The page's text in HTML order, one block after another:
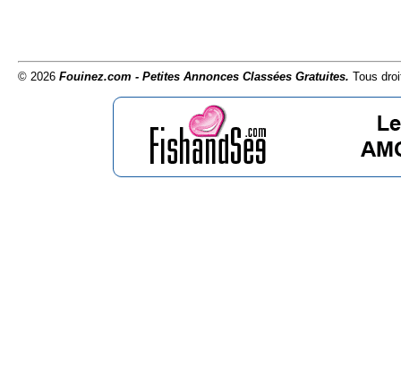
© 2026 Fouinez.com - Petites Annonces Classées Gratuites. Tous